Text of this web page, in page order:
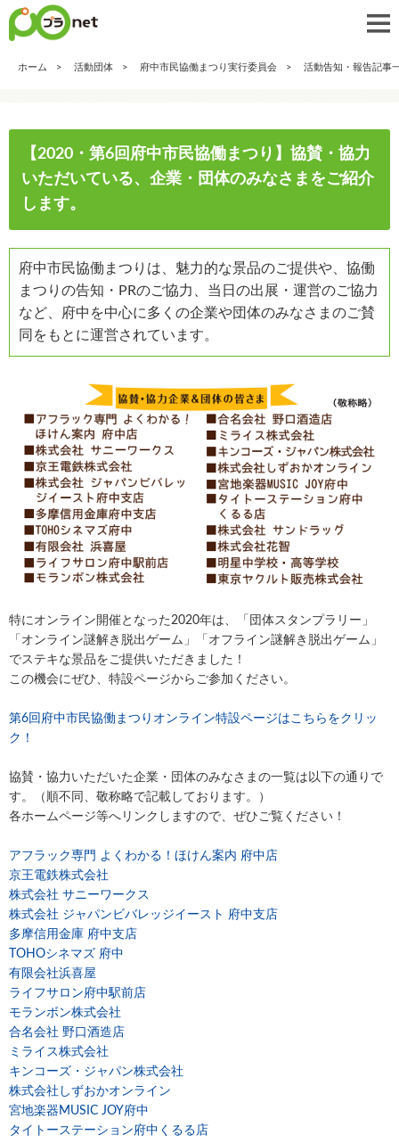
ホーム 活動団体 府中市民協働まつり実行委員会 活動告知・報告記事
【2020・第6回府中市民協働まつり】協賛・協力
いただいている、企業・団体のみなさまをご紹介
します。
府中市民協働まつりは、魅力的な景品のご提供や、協働
まつりの告知・PRのご協力、当日の出展・運営のご協力
など、府中を中心に多くの企業や団体のみなさまのご賛
同をもとに運営されています。
特にオンライン開催となった2020年は、「団体スタンプラリー」
「オンライン謎解き脱出ゲーム」「オフライン謎解き脱出ゲーム」
でステキな景品をご提供いただきました！
この機会にぜひ、特設ページからご参加ください。
第6回府中市民協働まつりオンライン特設ページはこちらをクリッ
ク！
協賛・協力いただいた企業・団体のみなさまの一覧は以下の通りで
す。（順不同、敬称略で記載しております。）
各ホームページ等へリンクしますので、ぜひご覧ください！
アフラック専門 よくわかる！ほけん案内 府中店
京王電鉄株式会社
株式会社 サニーワークス
株式会社 ジャパンビバレッジイースト 府中支店
多摩信用金庫 府中支店
TOHOシネマズ 府中
有限会社浜喜屋
ライフサロン府中駅前店
モランボン株式会社
合名会社 野口酒造店
ミライス株式会社
キンコーズ・ジャパン株式会社
株式会社しずおかオンライン
宮地楽器MUSIC JOY府中
タイトーステーション府中くるる店